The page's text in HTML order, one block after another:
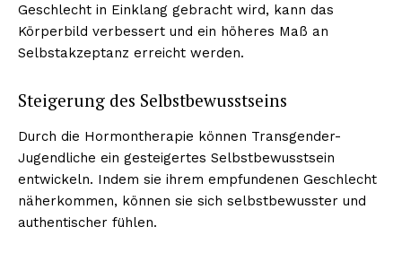
Geschlecht in Einklang gebracht wird, kann das
Körperbild verbessert und ein höheres Maß an
Selbstakzeptanz erreicht werden.
Steigerung des Selbstbewusstseins
Durch die Hormontherapie können Transgender-
Jugendliche ein gesteigertes Selbstbewusstsein
entwickeln. Indem sie ihrem empfundenen Geschlecht
näherkommen, können sie sich selbstbewusster und
authentischer fühlen.